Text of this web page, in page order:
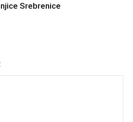
Srebrenice